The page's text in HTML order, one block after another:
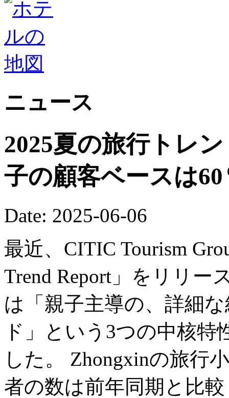
ニュース
2025夏の旅行トレ
子の顧客ベースは
Date: 2025-06-06
最近、CITIC Tourism
Trend Report」をリリー
は「親子主導の、詳細
ド」という3つの中核
した。 Zhongxinの旅行
者の数は前年同期と比